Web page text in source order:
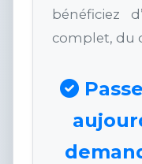
bénéficiez
complet, du